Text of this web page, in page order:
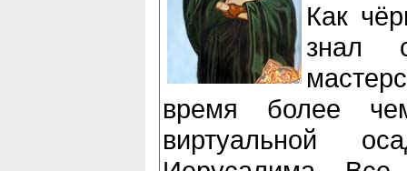
Как
знал
время более
виртуальной